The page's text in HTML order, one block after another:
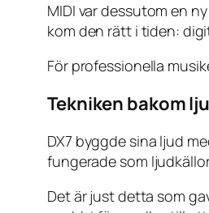
MIDI var dessutom en
kom den rätt i tiden:
För professionella
Tekniken bakom
DX7 byggde sina ljud
fungerade som
Det är just detta som